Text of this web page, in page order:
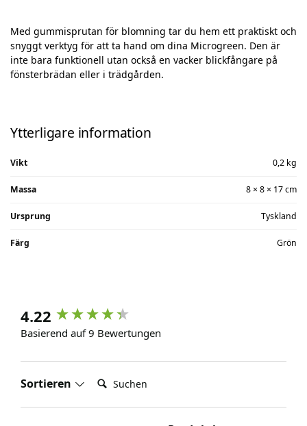
Med gummisprutan för blomning tar du hem ett praktiskt och
snyggt verktyg för att ta hand om dina Microgreen. Den är
inte bara funktionell utan också en vacker blickfångare på
fönsterbrädan eller i trädgården.
Ytterligare information
Vikt 0,2 kg
Massa 8 × 8 × 17 cm
Ursprung Tyskland
Färg Grön
4.22
Basierend auf 9 Bewertungen
Sortieren Suchen: